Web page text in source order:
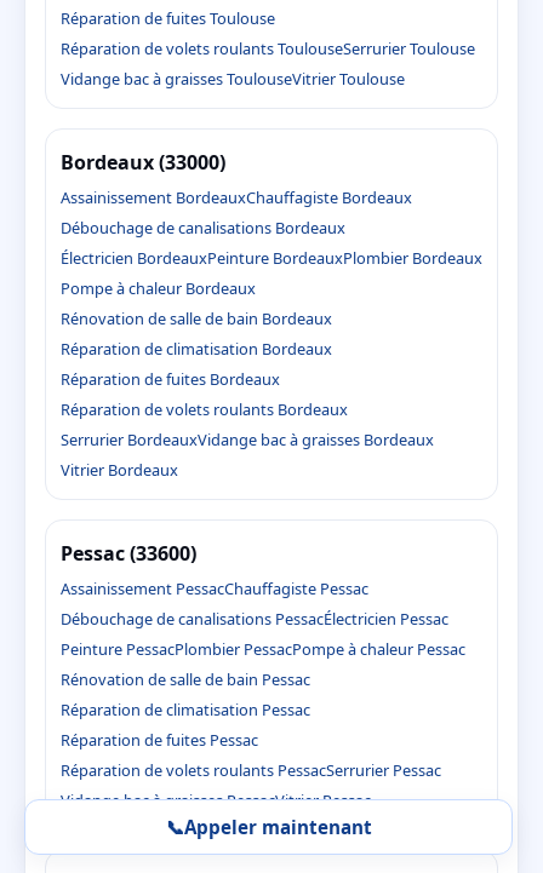
Réparation de fuites Toulouse
Réparation de volets roulants ToulouseSerrurier Toulouse
Vidange bac à graisses ToulouseVitrier Toulouse
Bordeaux (33000)
Assainissement BordeauxChauffagiste Bordeaux
Débouchage de canalisations Bordeaux
Électricien BordeauxPeinture BordeauxPlombier Bordeaux
Pompe à chaleur Bordeaux
Rénovation de salle de bain Bordeaux
Réparation de climatisation Bordeaux
Réparation de fuites Bordeaux
Réparation de volets roulants Bordeaux
Serrurier BordeauxVidange bac à graisses Bordeaux
Vitrier Bordeaux
Pessac (33600)
Assainissement PessacChauffagiste Pessac
Débouchage de canalisations PessacÉlectricien Pessac
Peinture PessacPlombier PessacPompe à chaleur Pessac
Rénovation de salle de bain Pessac
Réparation de climatisation Pessac
Réparation de fuites Pessac
Réparation de volets roulants PessacSerrurier Pessac
Vidange bac à graisses PessacVitrier Pessac
📞Appeler maintenant